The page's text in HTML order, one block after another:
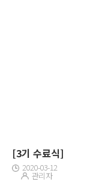
[3기 수료식]
2020-03-12
관리자